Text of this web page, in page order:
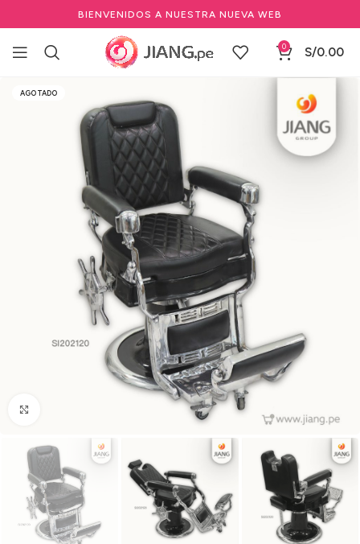
BIENVENIDOS A NUESTRA NUEVA WEB
0 S/0.00
Inicio Mobiliario
AGOTADO